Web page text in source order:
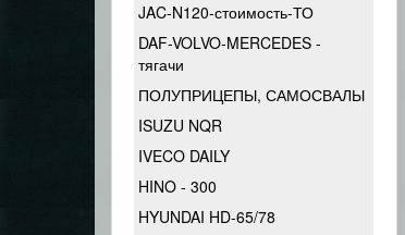
JAC-N120-стоимость-ТО
DAF-VOLVO-MERCEDES -
тягачи
ПОЛУПРИЦЕПЫ, САМОСВАЛЫ
ISUZU NQR
IVECO DAILY
HINO - 300
HYUNDAI HD-65/78